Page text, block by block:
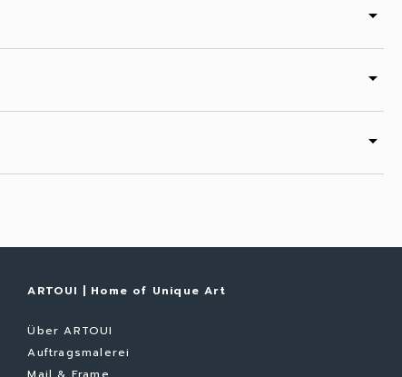
arrow_drop_down
arrow_drop_down
arrow_drop_down
ARTOUI | Home of Unique Art
Über ARTOUI
Auftragsmalerei